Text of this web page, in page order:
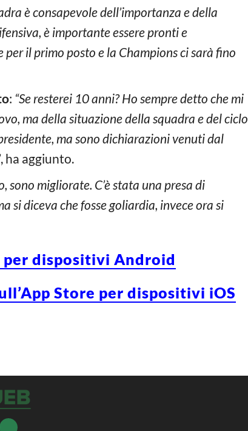
è consapevole dell’importanza e della
è importante essere pronti e
per il primo posto e la Champions ci sarà fino
: “Se resterei 10 anni? Ho sempre detto che mi
ma della situazione della squadra e del ciclo
ma sono dichiarazioni venuti dal
, ha aggiunto.
sono migliorate. C’è stata una presa di
si diceva che fosse goliardia, invece ora si
per dispositivi Android
Store per dispositivi iOS